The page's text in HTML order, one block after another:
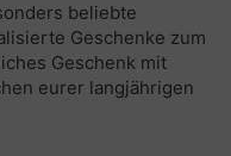
beliebte
Geschenke zum
Geschenk mit
eurer langjährigen